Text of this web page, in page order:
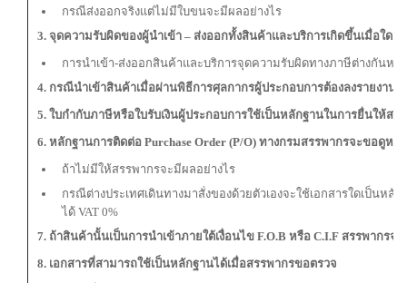
กรณีส่งออกจริงแต่ไม่มีใบขนจะมีผลอย่างไร
3. จุดความรับผิดของผู้นำเข้า – ส่งออกทั้งสินค้าและบริการเกิดขึ้นเมื่อใด
การนำเข้า-ส่งออกสินค้าและบริการจุดความรับผิดทางภาษีต่างกันหรื
4. กรณีนำเข้าสินค้าเมื่อผ่านพิธีการศุลกากรผู้ประกอบการต้องลงรายงา
5. ใบกำกับภาษีหรือใบรับเงินผู้ประกอบการใช้เป็นหลักฐานในการยื่นให้ส
6. หลักฐานการติดต่อ Purchase Order (P/O) ทางกรมสรรพากรจะขอดูหรื
ถ้าไม่มีให้สรรพากรจะมีผลอย่างไร
กรณีต่างประเทศเดินทางมาสั่งของด้วยตัวเองจะใช้เอกสารใดเป็นหลั
ได้ VAT 0%
7. ถ้าสินค้านั้นเป็นการนำเข้าภายใต้เงื่อนไข F.O.B หรือ C.I.F สรรพากร
8. เอกสารที่สามารถใช้เป็นหลักฐานได้เมื่อสรรพากรขอตรวจ